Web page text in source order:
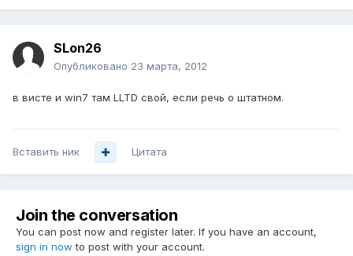
SLon26
Опубликовано 23 марта, 2012
в висте и win7 там LLTD свой, если речь о штатном.
Вставить ник Цитата
Join the conversation
You can post now and register later. If you have an account,
sign in now to post with your account.